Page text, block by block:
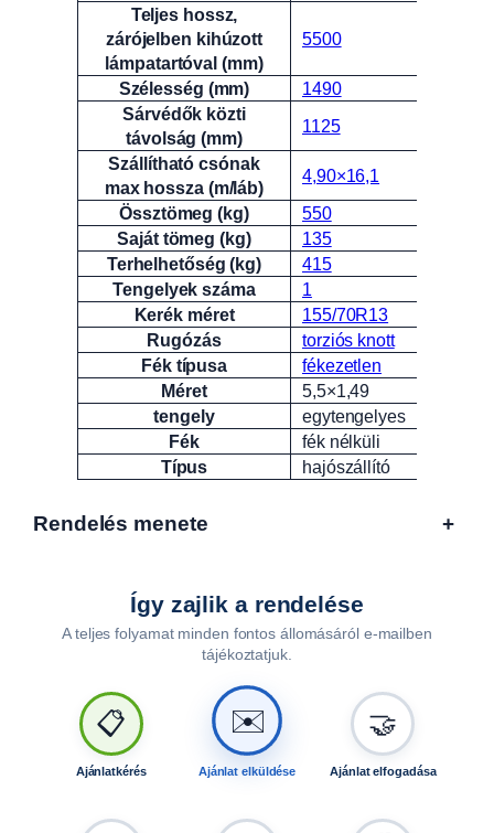
Teljes hossz,
zárójelben kihúzott
lámpatartóval (mm)
5500
Szélesség (mm)
1490
Sárvédők közti
távolság (mm)
1125
Szállítható csónak
max hossza (m/láb)
4,90×16,1
Össztömeg (kg)
550
Saját tömeg (kg)
135
Terhelhetőség (kg)
415
Tengelyek száma
1
Kerék méret
155/70R13
Rugózás
torziós knott
Fék típusa
fékezetlen
Méret
5,5×1,49
tengely
egytengelyes
Fék
fék nélküli
Típus
hajószállító
Rendelés menete +
Így zajlik a rendelése
A teljes folyamat minden fontos állomásáról e-mailben
tájékoztatjuk.
📋
Ajánlatkérés
✉️
Ajánlat elküldése
🤝
Ajánlat elfogadása